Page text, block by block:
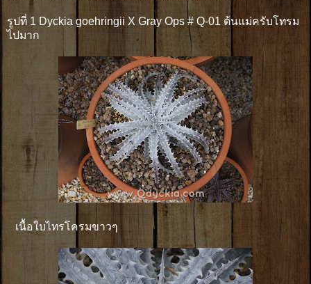
รูปที่ 1 Dyckia goehringii X Gray Ops # Q-01 ต้นแม่ครับโทรม
ไปมาก
เนื้อใบไทรโครมขาวๆ